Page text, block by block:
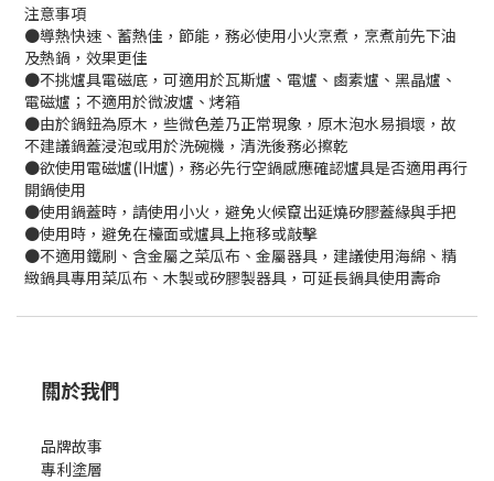
注意事項
●導熱快速、蓄熱佳，節能，務必使用小火烹煮，烹煮前先下油
及熱鍋，效果更佳
●不挑爐具電磁底，可適用於瓦斯爐、電爐、鹵素爐、黑晶爐、
電磁爐；不適用於微波爐、烤箱
●由於鍋鈕為原木，些微色差乃正常現象，原木泡水易損壞，故
不建議鍋蓋浸泡或用於洗碗機，清洗後務必擦乾
●欲使用電磁爐(IH爐)，務必先行空鍋感應確認爐具是否適用再行
開鍋使用
●使用鍋蓋時，請使用小火，避免火候竄出延燒矽膠蓋緣與手把
●使用時，避免在檯面或爐具上拖移或敲擊
●不適用鐵刷、含金屬之菜瓜布、金屬器具，建議使用海綿、精
緻鍋具專用菜瓜布、木製或矽膠製器具，可延長鍋具使用壽命
關於我們
品牌故事
專利塗層